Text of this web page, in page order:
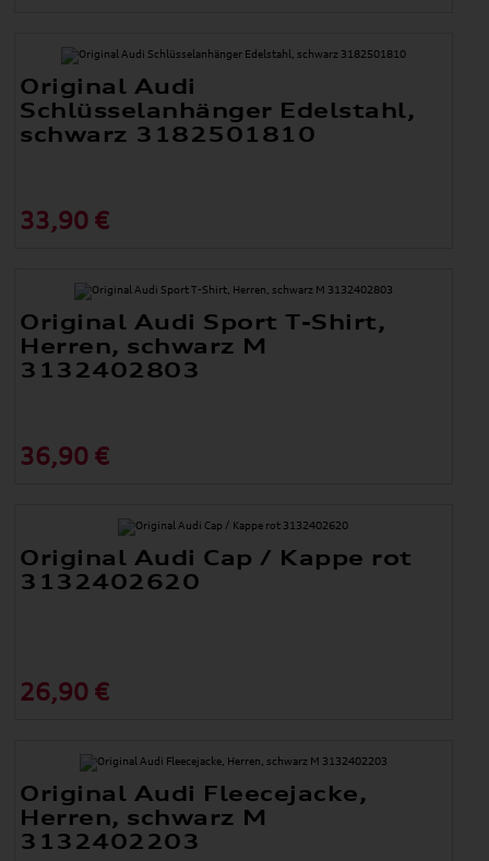
Original Audi
Schlüsselanhänger Edelstahl,
schwarz 3182501810
33,90 €
Original Audi Sport T-Shirt,
Herren, schwarz M
3132402803
36,90 €
Original Audi Cap / Kappe rot
3132402620
26,90 €
Original Audi Fleecejacke,
Herren, schwarz M
3132402203